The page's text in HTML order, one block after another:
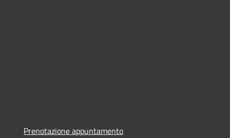
Prenotazione appuntamento